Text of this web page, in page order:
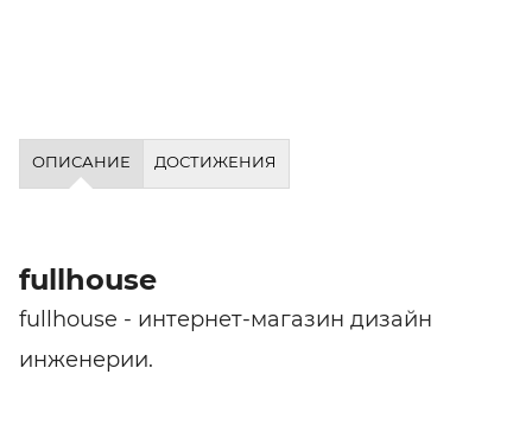
ОПИСАНИЕ ДОСТИЖЕНИЯ
fullhouse
fullhouse - интернет-магазин дизайн
инженерии.